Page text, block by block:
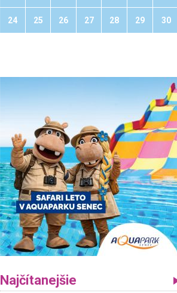
24 25 26 27 28 29 30
Najčítanejšie